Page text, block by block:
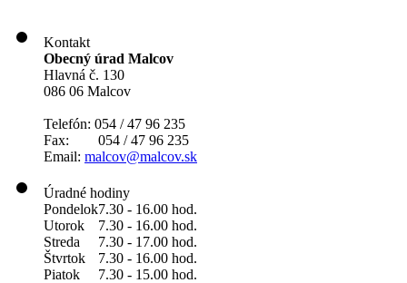
Kontakt
Obecný úrad Malcov
Hlavná č. 130
086 06 Malcov
Telefón: 054 / 47 96 235
Fax: 054 / 47 96 235
Email: malcov@malcov.sk
Úradné hodiny
Pondelok7.30 - 16.00 hod.
Utorok
7.30 - 16.00 hod.
Streda
7.30 - 17.00 hod.
Štvrtok
7.30 - 16.00 hod.
Piatok
7.30 - 15.00 hod.